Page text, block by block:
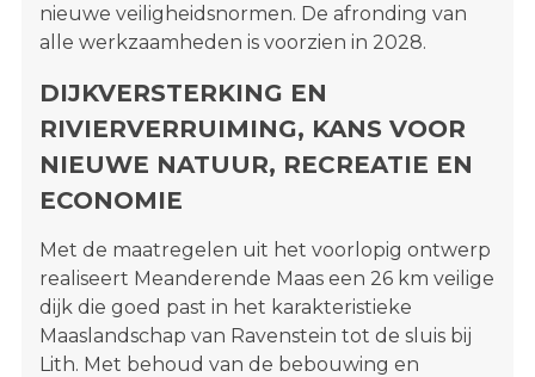
nieuwe veiligheidsnormen. De afronding van
alle werkzaamheden is voorzien in 2028.
DIJKVERSTERKING EN
RIVIERVERRUIMING, KANS VOOR
NIEUWE NATUUR, RECREATIE EN
ECONOMIE
Met de maatregelen uit het voorlopig ontwerp
realiseert Meanderende Maas een 26 km veilige
dijk die goed past in het karakteristieke
Maaslandschap van Ravenstein tot de sluis bij
Lith. Met behoud van de bebouwing en